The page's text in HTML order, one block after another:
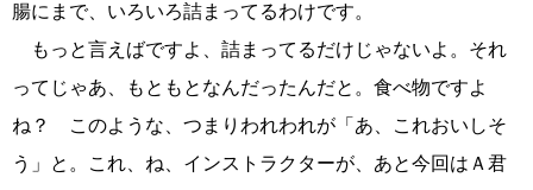
腸にまで、いろいろ詰まってるわけです。
もっと言えばですよ、詰まってるだけじゃないよ。それ
ってじゃあ、もともとなんだったんだと。食べ物ですよ
ね？ このような、つまりわれわれが「あ、これおいしそ
う」と。これ、ね、インストラクターが、あと今回はＡ君